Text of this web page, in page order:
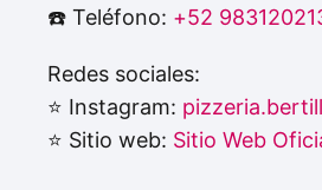
☎️ Teléfono: +52
Redes sociales:
⭐ Instagram:
⭐ Sitio web: Sitio Web